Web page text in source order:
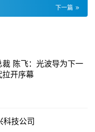
下一篇
裁 陈飞：光波导为下一
拉开序幕
科技公司